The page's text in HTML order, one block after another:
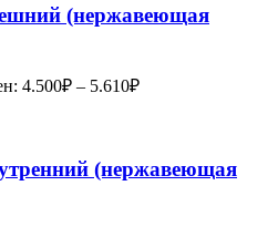
(нержавеющая
4.500₽ – 5.610₽
(нержавеющая